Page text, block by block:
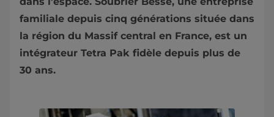
familiale depuis cinq générations située dans
la région du Massif central en France, est un
intégrateur Tetra Pak fidèle depuis plus de
30 ans.